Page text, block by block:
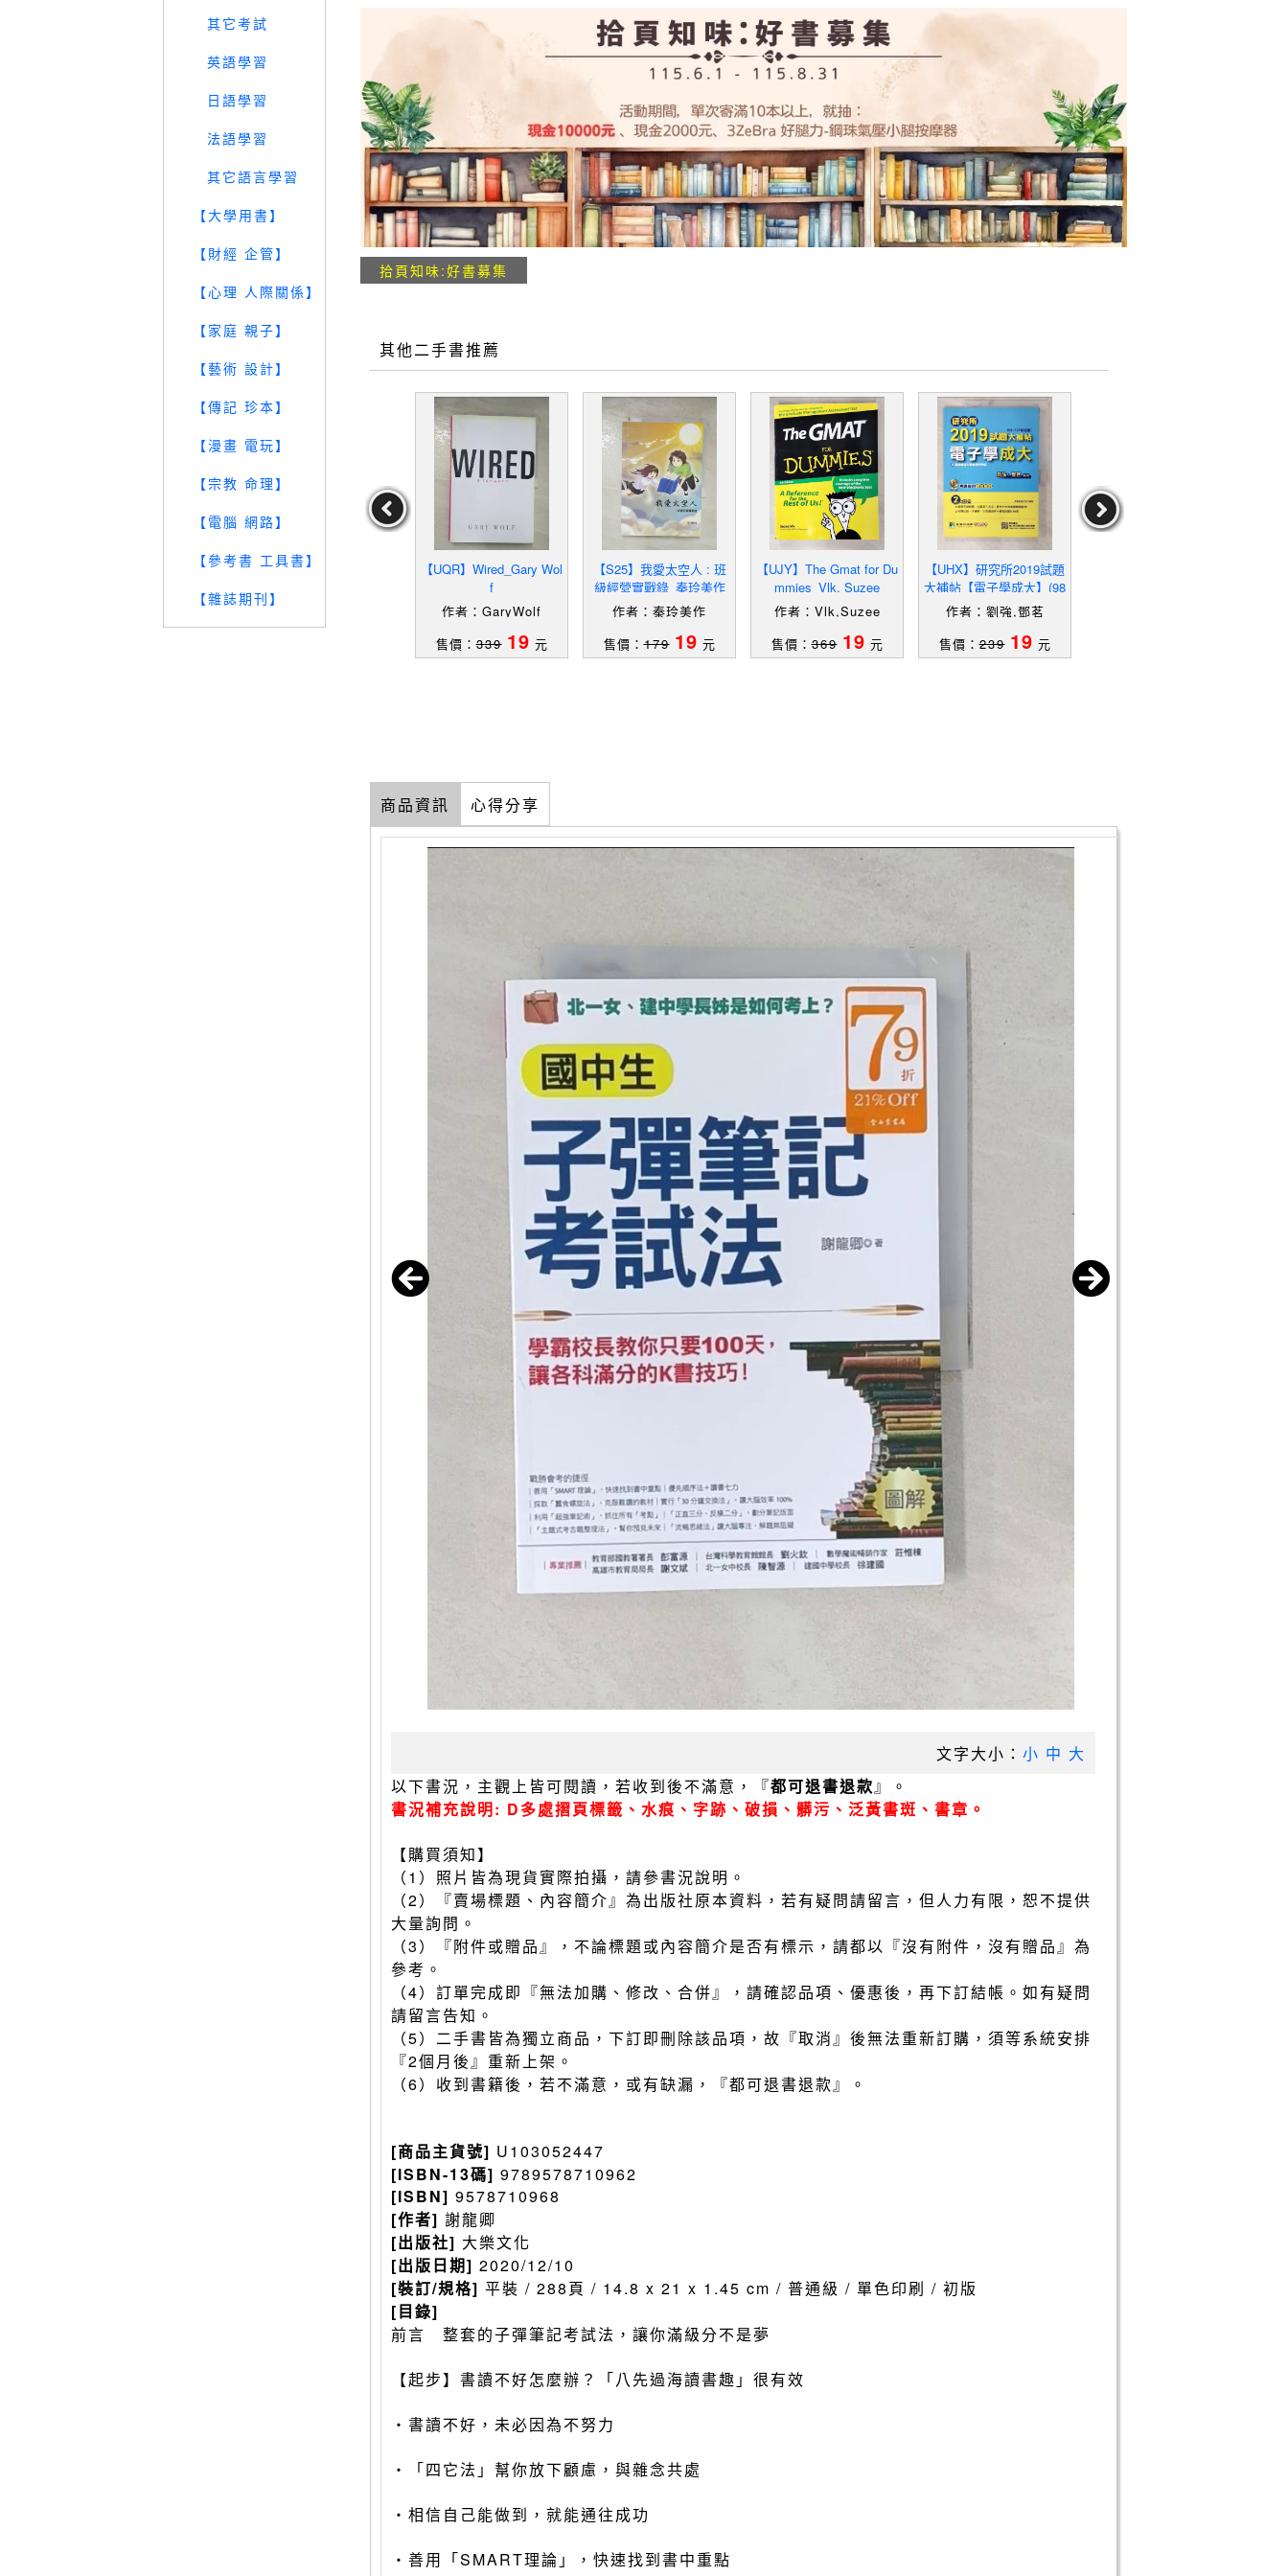
其它考試
英語學習
日語學習
法語學習
其它語言學習
【大學用書】
【財經 企管】
【心理 人際關係】
【家庭 親子】
【藝術 設計】
【傳記 珍本】
【漫畫 電玩】
【宗教 命理】
【電腦 網路】
【參考書 工具書】
【雜誌期刊】
拾頁知味:好書募集
其他二手書推薦
【SI3】行行重行行：協同
【SFI】懲罰與教育：以
【UQR】Wired_Gary Wol
f
作者：GaryWolf
售價：339 19 元
【S25】我愛太空人 : 班
級經營實戰錄_秦玲美作
作者：秦玲美作
售價：179 19 元
【UJY】The Gmat for Du
mmies_Vlk, Suzee
作者：Vlk,Suzee
售價：369 19 元
【UHX】研究所2019試題
大補帖【電子學成大】(98
~107年試題)_劉強, 鄧茗
作者：劉強,鄧茗
售價：239 19 元
商品資訊 心得分享
文字大小： 小 中 大
以下書況，主觀上皆可閱讀，若收到後不滿意，『都可退書退款』。
書況補充說明: D多處摺頁標籤、水痕、字跡、破損、髒污、泛黃書斑、書章。
【購買須知】
（1）照片皆為現貨實際拍攝，請參書況說明。
（2）『賣場標題、內容簡介』為出版社原本資料，若有疑問請留言，但人力有限，恕不提供
大量詢問。
（3）『附件或贈品』，不論標題或內容簡介是否有標示，請都以『沒有附件，沒有贈品』為
參考。
（4）訂單完成即『無法加購、修改、合併』，請確認品項、優惠後，再下訂結帳。如有疑問
請留言告知。
（5）二手書皆為獨立商品，下訂即刪除該品項，故『取消』後無法重新訂購，須等系統安排
『2個月後』重新上架。
（6）收到書籍後，若不滿意，或有缺漏，『都可退書退款』。
[商品主貨號] U103052447
[ISBN-13碼] 9789578710962
[ISBN] 9578710968
[作者] 謝龍卿
[出版社] 大樂文化
[出版日期] 2020/12/10
[裝訂/規格] 平裝 / 288頁 / 14.8 x 21 x 1.45 cm / 普通級 / 單色印刷 / 初版
[目錄]
前言 整套的子彈筆記考試法，讓你滿級分不是夢
【起步】書讀不好怎麼辦？「八先過海讀書趣」很有效
‧書讀不好，未必因為不努力
‧「四它法」幫你放下顧慮，與雜念共處
‧相信自己能做到，就能通往成功
‧善用「SMART理論」，快速找到書中重點